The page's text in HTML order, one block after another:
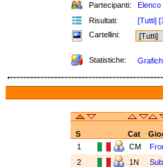
Partecipanti: Elenco
Risultati:
[Tutti]
Cartellini:
Statistiche:
S
Cat
1
CM
2
1N